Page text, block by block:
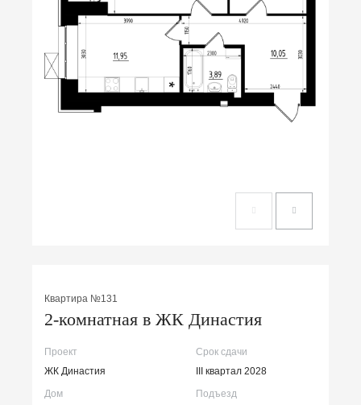
Квартира №131
2-комнатная в ЖК Династия
Проект
ЖК Династия
Срок сдачи
III квартал 2028
Дом
Подъезд